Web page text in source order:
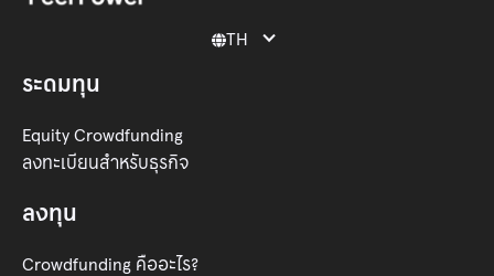
TH
ระดมทุน
Equity Crowdfunding
ลงทะเบียนสำหรับธุรกิจ
ลงทุน
Crowdfunding คืออะไร?